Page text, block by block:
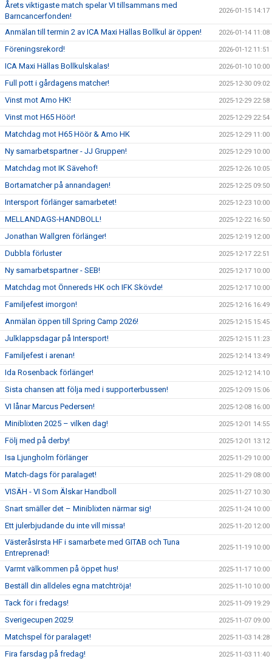
Årets viktigaste match spelar VI tillsammans med
Barncancerfonden!
2026-01-15 14:17
Anmälan till termin 2 av ICA Maxi Hällas Bollkul är öppen! 2026-01-14 11:08
Föreningsrekord! 2026-01-12 11:51
ICA Maxi Hällas Bollkulskalas! 2026-01-10 10:00
Full pott i gårdagens matcher! 2025-12-30 09:02
Vinst mot Amo HK! 2025-12-29 22:58
Vinst mot H65 Höör! 2025-12-29 22:54
Matchdag mot H65 Höör & Amo HK 2025-12-29 11:00
Ny samarbetspartner - JJ Gruppen! 2025-12-29 10:00
Matchdag mot IK Sävehof! 2025-12-26 10:05
Bortamatcher på annandagen! 2025-12-25 09:50
Intersport förlänger samarbetet! 2025-12-23 10:00
MELLANDAGS-HANDBOLL! 2025-12-22 16:50
Jonathan Wallgren förlänger! 2025-12-19 12:00
Dubbla förluster 2025-12-17 22:51
Ny samarbetspartner - SEB! 2025-12-17 10:00
Matchdag mot Önnereds HK och IFK Skövde! 2025-12-17 10:00
Familjefest imorgon! 2025-12-16 16:49
Anmälan öppen till Spring Camp 2026! 2025-12-15 15:45
Julklappsdagar på Intersport! 2025-12-15 11:23
Familjefest i arenan! 2025-12-14 13:49
Ida Rosenback förlänger! 2025-12-12 14:10
Sista chansen att följa med i supporterbussen! 2025-12-09 15:06
VI lånar Marcus Pedersen! 2025-12-08 16:00
Miniblixten 2025 – vilken dag! 2025-12-01 14:55
Följ med på derby! 2025-12-01 13:12
Isa Ljungholm förlänger 2025-11-29 10:00
Match-dags för paralaget! 2025-11-29 08:00
VISÄH - VI Som Älskar Handboll 2025-11-27 10:30
Snart smäller det – Miniblixten närmar sig! 2025-11-24 10:00
Ett julerbjudande du inte vill missa! 2025-11-20 12:00
VästeråsIrsta HF i samarbete med GITAB och Tuna
Entreprenad!
2025-11-19 10:00
Varmt välkommen på öppet hus! 2025-11-17 10:00
Beställ din alldeles egna matchtröja! 2025-11-10 10:00
Tack för i fredags! 2025-11-09 19:29
Sverigecupen 2025! 2025-11-07 09:00
Matchspel för paralaget! 2025-11-03 14:28
Fira farsdag på fredag! 2025-11-03 11:40